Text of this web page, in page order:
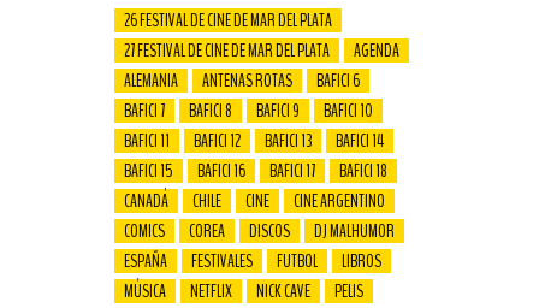
26 FESTIVAL DE CINE DE MAR DEL PLATA
27 FESTIVAL DE CINE DE MAR DEL PLATA
AGENDA
ALEMANIA
ANTENAS ROTAS
BAFICI 6
BAFICI 7
BAFICI 8 BAFICI 9
BAFICI 10
BAFICI 11
BAFICI 12 BAFICI 13
BAFICI 14
BAFICI 15
BAFICI 16 BAFICI 17
BAFICI 18
CANADÁ
CHILE CINE
CINE ARGENTINO
COMICS
COREA DISCOS
DJ MALHUMOR
ESPAÑA
FESTIVALES FUTBOL
LIBROS
MÚSICA
NETFLIX NICK CAVE
PELIS